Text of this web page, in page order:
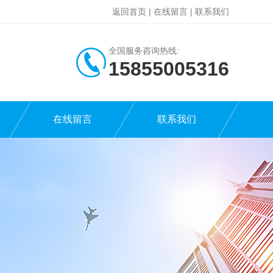
返回首页 | 在线留言 | 联系我们
全国服务咨询热线:
15855005316
在线留言 联系我们